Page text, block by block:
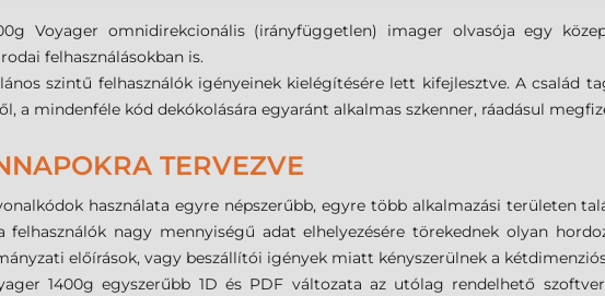
Voyager omnidirekcionális (irányfüggetlen) imager olvasója egy
felhasználásokban is.
szintű felhasználók igényeinek kielégítésére lett kifejlesztve. A család
a mindenféle kód dekókolására egyaránt alkalmas szkenner, ráadásul
TERVEZVE
használata egyre népszerűbb, egyre több alkalmazási területen
felhasználók nagy mennyiségű adat elhelyezésére törekednek olyan
előírások, vagy beszállítói igények miatt kényszerülnek a
1400g egyszerűbb 1D és PDF változata az utólag rendelhető